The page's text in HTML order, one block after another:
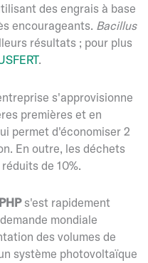
des engrais à base
encourageants. Bacillus
résultats ; pour plus
.
s'approvisionne
premières et en
permet d'économiser 2
En outre, les déchets
de 10%.
s'est rapidement
mondiale
des volumes de
système photovoltaïque